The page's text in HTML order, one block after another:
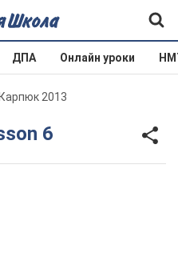
ДПА Онлайн уроки
2013
6